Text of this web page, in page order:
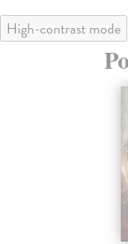
High-contrast mode